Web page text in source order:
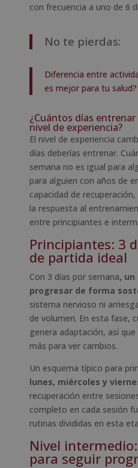
con frecuencia a uno de 6
No te pierdas:
Diferencia entre
es mejor para tu salud?
¿Cuántos días
nivel de experiencia?
El nivel de experiencia
días deberías entrenar.
semana no es igual para
para alguien con años de
capacidad de
la respuesta al
entre principiantes e
Principiantes: 3
de partida ideal
Con 3 días por semana,
progresar de forma
sistema nervioso ni
de volumen. En esta fase,
genera adaptación, así
más para ver cambios.
Un esquema típico para
lunes, miércoles y
recuperación entre
completo en cada sesión
rutinas divididas en esta
Nivel
para seguir